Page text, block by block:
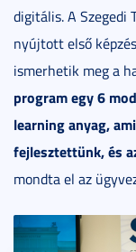
digitális. A Szegedi
nyújtott első
ismerhetik meg a
program egy 6
learning anyag,
fejlesztettünk, és
mondta el az